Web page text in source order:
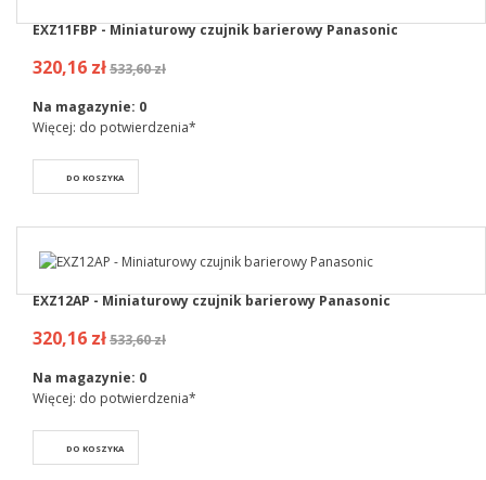
EXZ11FBP - Miniaturowy czujnik barierowy Panasonic
320,16 zł533,60 zł
Na magazynie: 0
Więcej: do potwierdzenia*
DO KOSZYKA
EXZ12AP - Miniaturowy czujnik barierowy Panasonic
320,16 zł533,60 zł
Na magazynie: 0
Więcej: do potwierdzenia*
DO KOSZYKA